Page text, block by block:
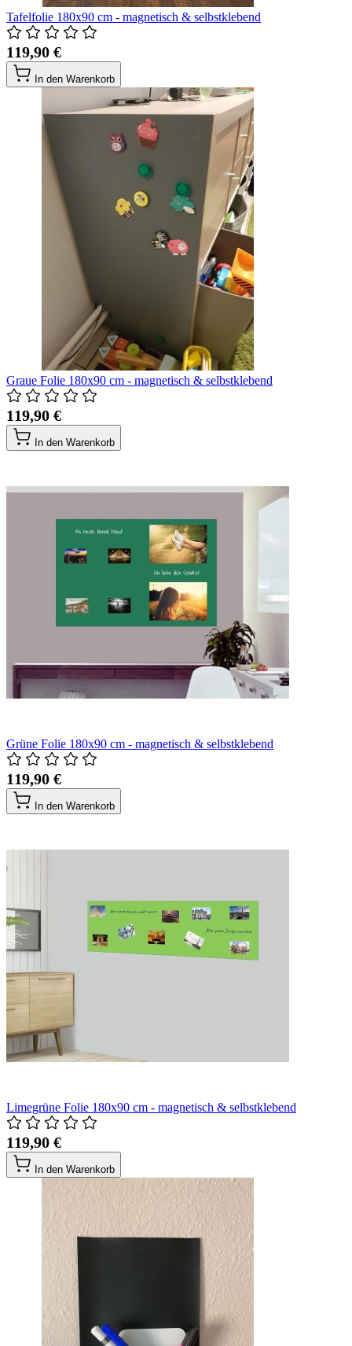
Tafelfolie 180x90 cm - magnetisch & selbstklebend
119,90 €
In den Warenkorb
Graue Folie 180x90 cm - magnetisch & selbstklebend
119,90 €
In den Warenkorb
Grüne Folie 180x90 cm - magnetisch & selbstklebend
119,90 €
In den Warenkorb
Limegrüne Folie 180x90 cm - magnetisch & selbstklebend
119,90 €
In den Warenkorb